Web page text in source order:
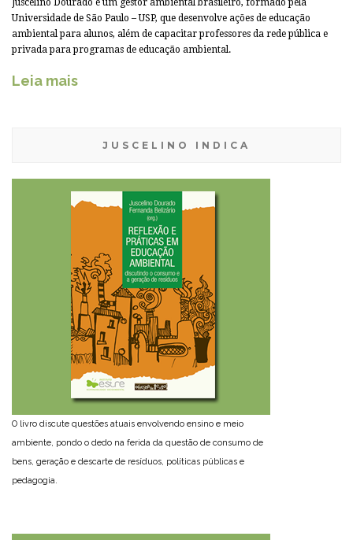
Universidade de São Paulo – USP, que desenvolve ações de educação
ambiental para alunos, além de capacitar professores da rede pública e
privada para programas de educação ambiental.
Leia mais
JUSCELINO INDICA
O livro discute questões atuais envolvendo ensino e meio
ambiente, pondo o dedo na ferida da questão de consumo de
bens, geração e descarte de resíduos, políticas públicas e
pedagogia.